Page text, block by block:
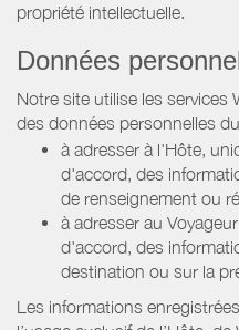
propriété intellectuelle.
Données
Notre site utilise les services
des données personnelles
à adresser à l'Hôte,
d'accord, des
de renseignement ou
à adresser au
d'accord, des
destination ou sur la
Les informations